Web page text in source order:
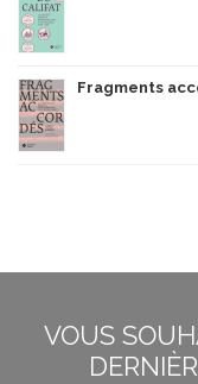
Fragments
VOUS